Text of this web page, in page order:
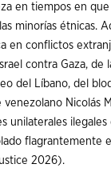
en tiempos en
minorías étnicas.
en conflictos
contra Gaza, de
del Líbano, del
Nicolás
unilaterales ilegales
flagrantemente
2026).